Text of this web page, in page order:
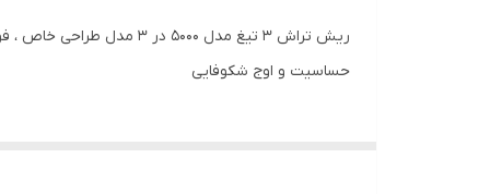
حساسیت و اوج شکوفایی